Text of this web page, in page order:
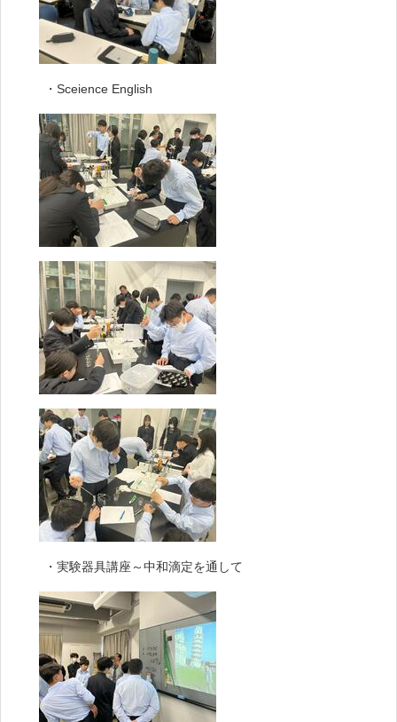
・Sceience English
・実験器具講座～中和滴定を通して